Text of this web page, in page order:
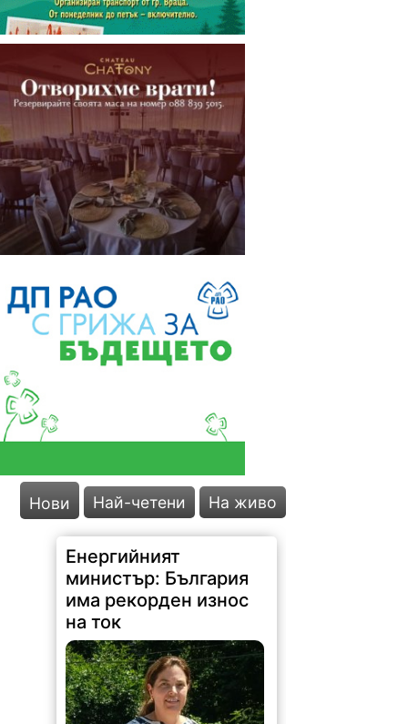
Нови Най-четени На живо
Енергийният
министър: България
има рекорден износ
на ток